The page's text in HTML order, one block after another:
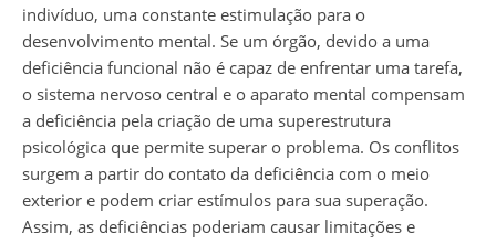
indivíduo, uma constante estimulação para o
desenvolvimento mental. Se um órgão, devido a uma
deficiência funcional não é capaz de enfrentar uma tarefa,
o sistema nervoso central e o aparato mental compensam
a deficiência pela criação de uma superestrutura
psicológica que permite superar o problema. Os conflitos
surgem a partir do contato da deficiência com o meio
exterior e podem criar estímulos para sua superação.
Assim, as deficiências poderiam causar limitações e